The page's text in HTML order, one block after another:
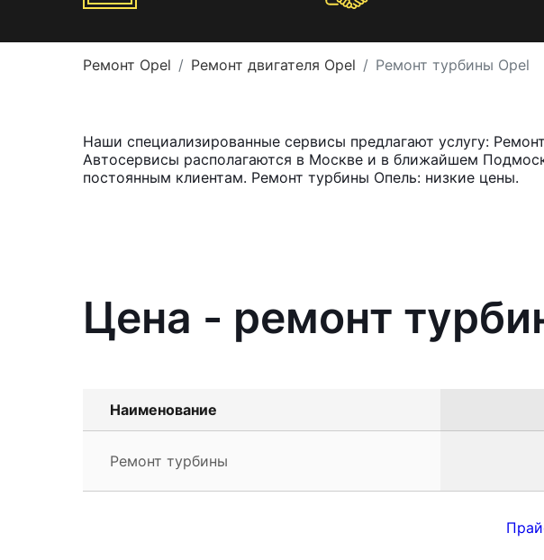
Ремонт Opel Ремонт двигателя Opel Ремонт турбины Opel
Наши специализированные сервисы предлагают услугу:
Автосервисы располагаются в Москве и в ближайшем
постоянным клиентам. Ремонт турбины Опель: низкие цены.
Цена - ремонт
Наименование
Ремонт турбины